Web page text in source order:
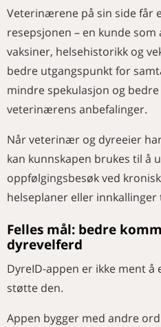
Veterinærene på sin side får
resepsjonen – en kunde
vaksiner, helsehistorikk og
bedre utgangspunkt for
mindre spekulasjon og
veterinærens anbefalinger.
Når veterinær og dyreeier
kan kunnskapen brukes til å
oppfølgingsbesøk ved
helseplaner eller
Felles mål: bedre
dyrevelferd
DyreID-appen er ikke ment
støtte den.
Appen bygger med andre